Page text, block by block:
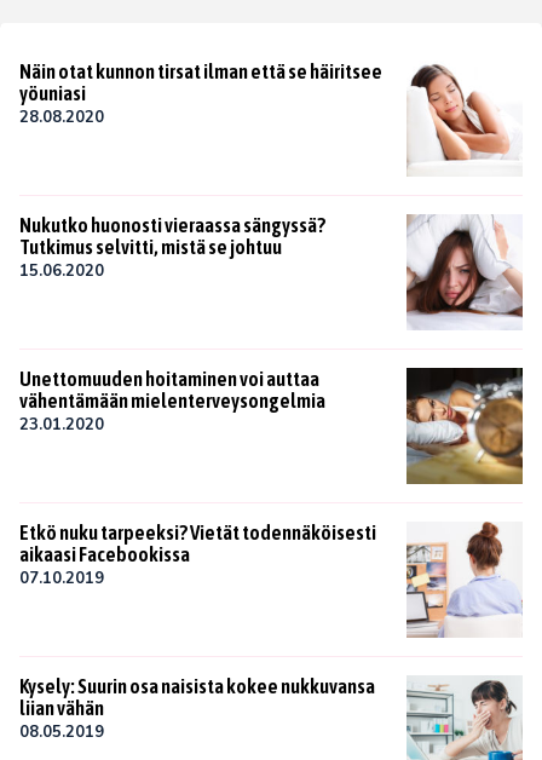
Näin otat kunnon tirsat ilman että se häiritsee
yöuniasi
28.08.2020
Nukutko huonosti vieraassa sängyssä?
Tutkimus selvitti, mistä se johtuu
15.06.2020
Unettomuuden hoitaminen voi auttaa
vähentämään mielenterveysongelmia
23.01.2020
Etkö nuku tarpeeksi? Vietät todennäköisesti
aikaasi Facebookissa
07.10.2019
Kysely: Suurin osa naisista kokee nukkuvansa
liian vähän
08.05.2019